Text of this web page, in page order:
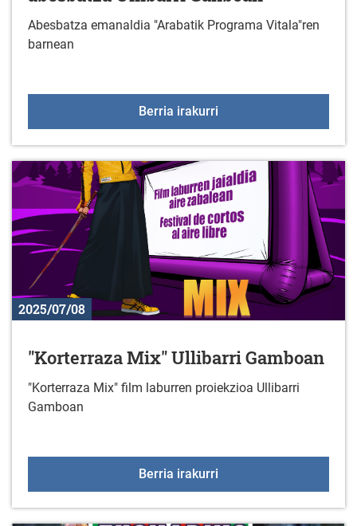
Abesbatza emanaldia "Arabatik Programa Vitala"ren
barnean
Berria irakurri
2025/07/08
"Korterraza Mix" Ullibarri Gamboan
"Korterraza Mix" film laburren proiekzioa Ullibarri
Gamboan
Berria irakurri